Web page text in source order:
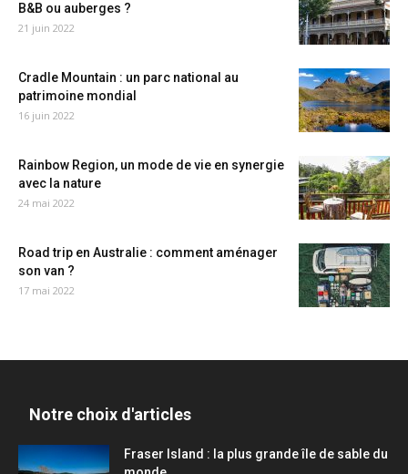
B&B ou auberges ?
21 juin 2022
Cradle Mountain : un parc national au
patrimoine mondial
16 juin 2022
Rainbow Region, un mode de vie en synergie
avec la nature
24 mai 2022
Road trip en Australie : comment aménager
son van ?
17 mai 2022
Notre choix d'articles
Fraser Island : la plus grande île de sable du